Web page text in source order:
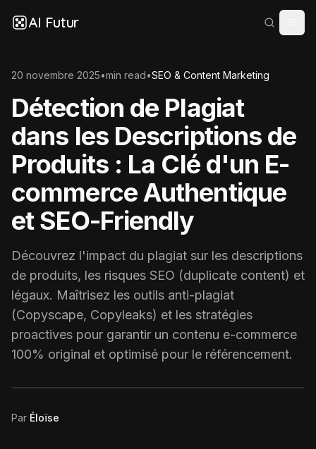
AI Futur
20 novembre 2025•min read•SEO & Content Marketing
Détection de Plagiat
dans les Descriptions de
Produits : La Clé d'un E-
commerce Authentique
et SEO-Friendly
Découvrez l'impact du plagiat sur les descriptions
de produits, les risques SEO (duplicate content) et
légaux. Maîtrisez les outils anti-plagiat
(Copyscape, Copyleaks) et les stratégies
proactives pour garantir un contenu e-commerce
100% original et optimisé pour le référencement.
Par Éloïse